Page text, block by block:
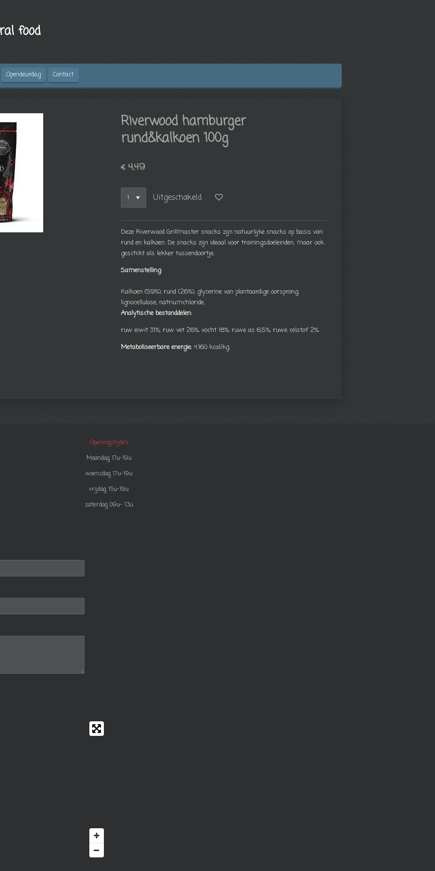
food
Opendeurdag Contact
Riverwood hamburger
rund&kalkoen 100g
€ 4,49
Uitgeschakeld
Deze Riverwood Grillmaster snacks zijn natuurlijke snacks op basis van
rund en kalkoen. De snacks zijn ideaal voor trainingsdoeleinden, maar ook
geschikt als lekker tussendoortje.
Samenstelling:
Kalkoen (59%), rund (26%), glycerine van plantaardige oorsprong,
lignocellulose, natriumchloride.
Analytische bestanddelen:
ruw eiwit 31%, ruw vet 26%, vocht 18%, ruwe as 6,5%, ruwe celstof 2%.
Metaboliseerbare energie: 4.160 kcal/kg.
Openingstijden
Maandag 17u-19u
woensdag 17u-19u
vrijdag 15u-19u
zaterdag 09u- 13u